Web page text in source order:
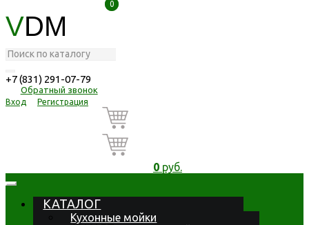
VDM
+7 (831) 291-07-79
Обратный звонок
Вход Регистрация
0
0
0руб.
КАТАЛОГ
Кухонные мойки